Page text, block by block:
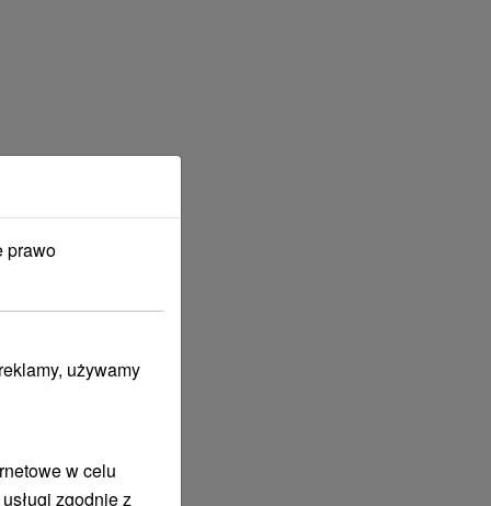
prawo
używamy
w celu
zgodnie z